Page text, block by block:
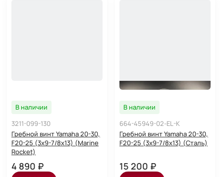
В наличии
3211-099-130
Гребной винт Yamaha 20-30,
F20-25 (3x9-7/8x13) (Marine
Rocket)
4 890 ₽
В наличии
664-45949-02-EL-K
Гребной винт Yamaha 20-30,
F20-25 (3x9-7/8x13) (Сталь)
15 200 ₽